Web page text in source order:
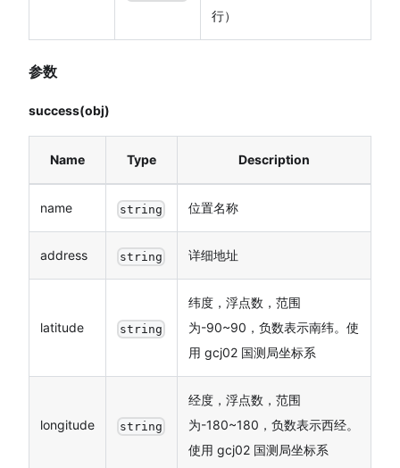
行）
参数
success(obj)
Name Type Description
name string 位置名称
address string 详细地址
latitude string
纬度，浮点数，范围
为-90~90，负数表示南纬。使
用 gcj02 国测局坐标系
longitude string
经度，浮点数，范围
为-180~180，负数表示西经。
使用 gcj02 国测局坐标系